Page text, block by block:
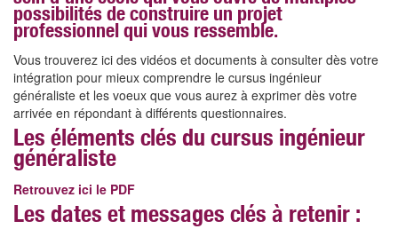
possibilités de construire un projet
professionnel qui vous ressemble.
Vous trouverez ici des vidéos et documents à consulter dès votre
intégration pour mieux comprendre le cursus ingénieur
généraliste et les voeux que vous aurez à exprimer dès votre
arrivée en répondant à différents questionnaires.
Les éléments clés du cursus ingénieur
généraliste
Retrouvez ici le PDF
Les dates et messages clés à retenir :